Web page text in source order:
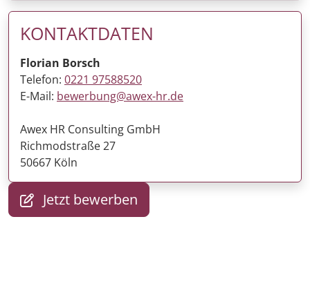
KONTAKTDATEN
Florian Borsch
Telefon: 0221 97588520
E-Mail: bewerbung@awex-hr.de
Awex HR Consulting GmbH
Richmodstraße 27
50667 Köln
Jetzt bewerben